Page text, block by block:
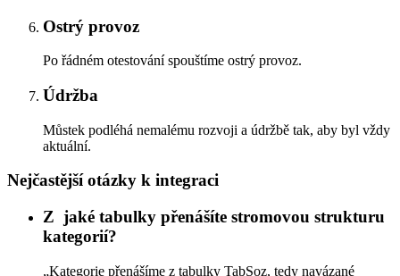
Ostrý provoz
Po řádném otestování spouštíme ostrý provoz.
Údržba
Můstek podléhá nemalému rozvoji a údržbě tak, aby byl vždy
aktuální.
Nejčastější otázky k integraci
Z jaké tabulky přenášíte stromovou strukturu
kategorií?
„Kategorie přenášíme z tabulky TabSoz, tedy navázané